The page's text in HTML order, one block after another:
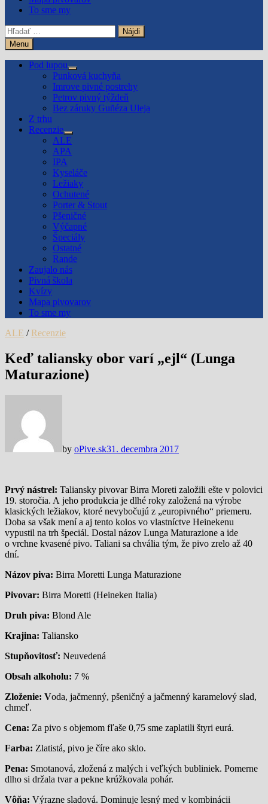
To sme my
Hľadať:
Menu
Pod lupou
Show
sub
menu
Punková kuchyňa
Imrove pivné postrehy
Petrov pivný týždeň
Bez záruky Guñéza Uleja
Z trhu
Recenzie
Show
sub
menu
ALE
APA
IPA
Kyseláče
Ležiaky
Ochutené
Porter & Stout
Pšeničné
Výčapné
Špeciály
Ostatné
Rande
Zaujalo nás
Pivná škola
Kvízy
Mapa pivovarov
To sme my
ALE / Recenzie
Keď taliansky obor varí „ejl“ (Lunga
Maturazione)
by oPive.sk31. decembra 2017
Prvý nástrel: Taliansky pivovar Birra Moreti založili ešte v polovici
19. storočia. A jeho produkcia je dlhé roky založená na výrobe
klasických ležiakov, ktoré nevybočujú z „europivného“ priemeru.
Doba sa však mení a aj tento kolos vo vlastníctve Heinekenu
vypustil na trh špeciál. Dostal názov Lunga Maturazione a ide
o vrchne kvasené pivo. Taliani sa chvália tým, že pivo zrelo až 40
dní.
Názov piva: Birra Moretti Lunga Maturazione
Pivovar: Birra Moretti (Heineken Italia)
Druh piva: Blond Ale
Krajina: Taliansko
Stupňovitosť: Neuvedená
Obsah alkoholu: 7 %
Zloženie: Voda, jačmenný, pšeničný a jačmenný karamelový slad,
chmeľ.
Cena: Za pivo s objemom fľaše 0,75 sme zaplatili štyri eurá.
Farba: Zlatistá, pivo je číre ako sklo.
Pena: Smotanová, zložená z malých i veľkých bubliniek. Pomerne
dlho si držala tvar a pekne krúžkovala pohár.
Vôňa: Výrazne sladová. Dominuje lesný med v kombinácii